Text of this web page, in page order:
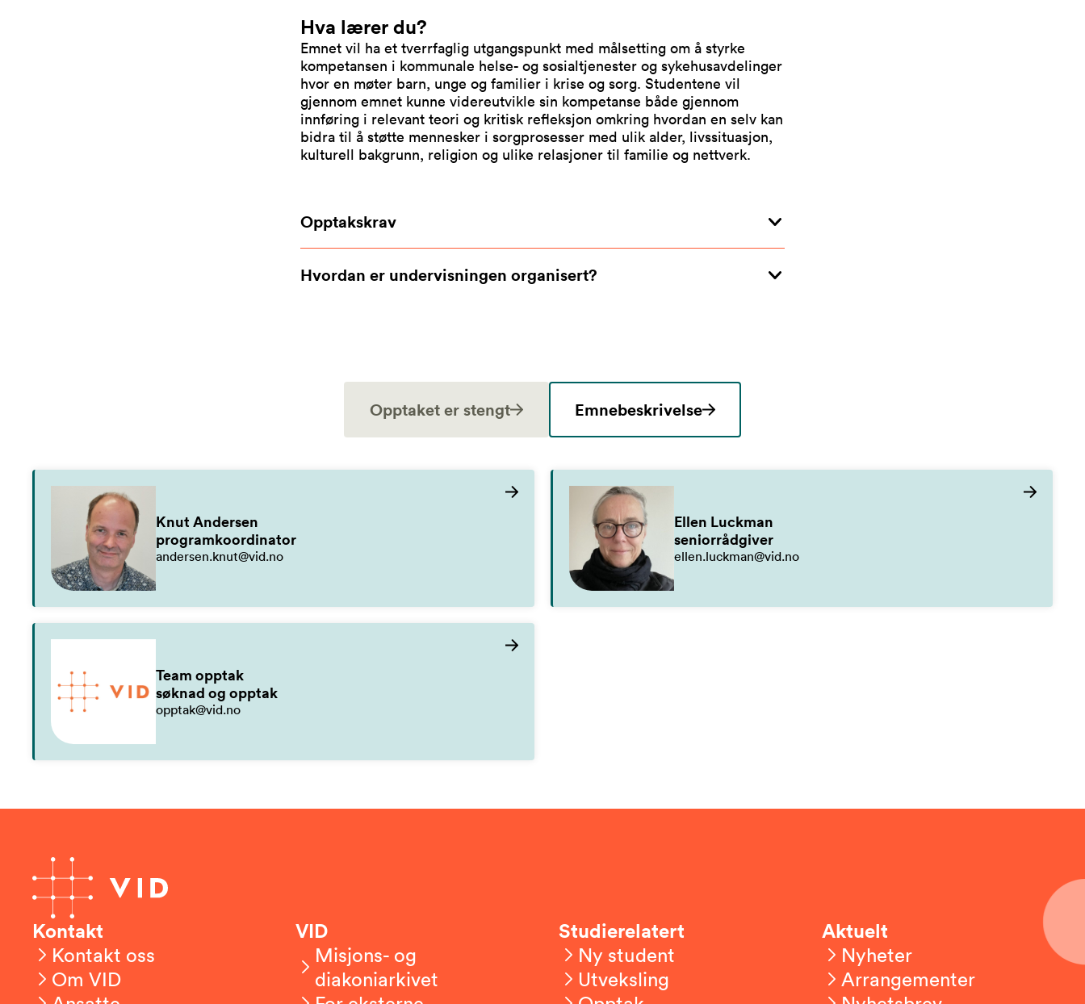
Hva lærer du?
Emnet vil ha et tverrfaglig utgangspunkt med målsetting om å styrke
kompetansen i kommunale helse- og sosialtjenester og sykehusavdelinger
hvor en møter barn, unge og familier i krise og sorg. Studentene vil
gjennom emnet kunne videreutvikle sin kompetanse både gjennom
innføring i relevant teori og kritisk refleksjon omkring hvordan en selv kan
bidra til å støtte mennesker i sorgprosesser med ulik alder, livssituasjon,
kulturell bakgrunn, religion og ulike relasjoner til familie og nettverk.
Opptakskrav
Hvordan er undervisningen organisert?
Opptaket er stengt Emnebeskrivelse
Knut Andersen
programkoordinator
andersen.knut@vid.no
Ellen Luckman
seniorrådgiver
ellen.luckman@vid.no
Team opptak
søknad og opptak
opptak@vid.no
Kontakt
Kontakt oss
Om VID
VID
Misjons- og
diakoniarkivet
Studierelatert
Ny student
Utveksling
Aktuelt
Nyheter
Arrangementer